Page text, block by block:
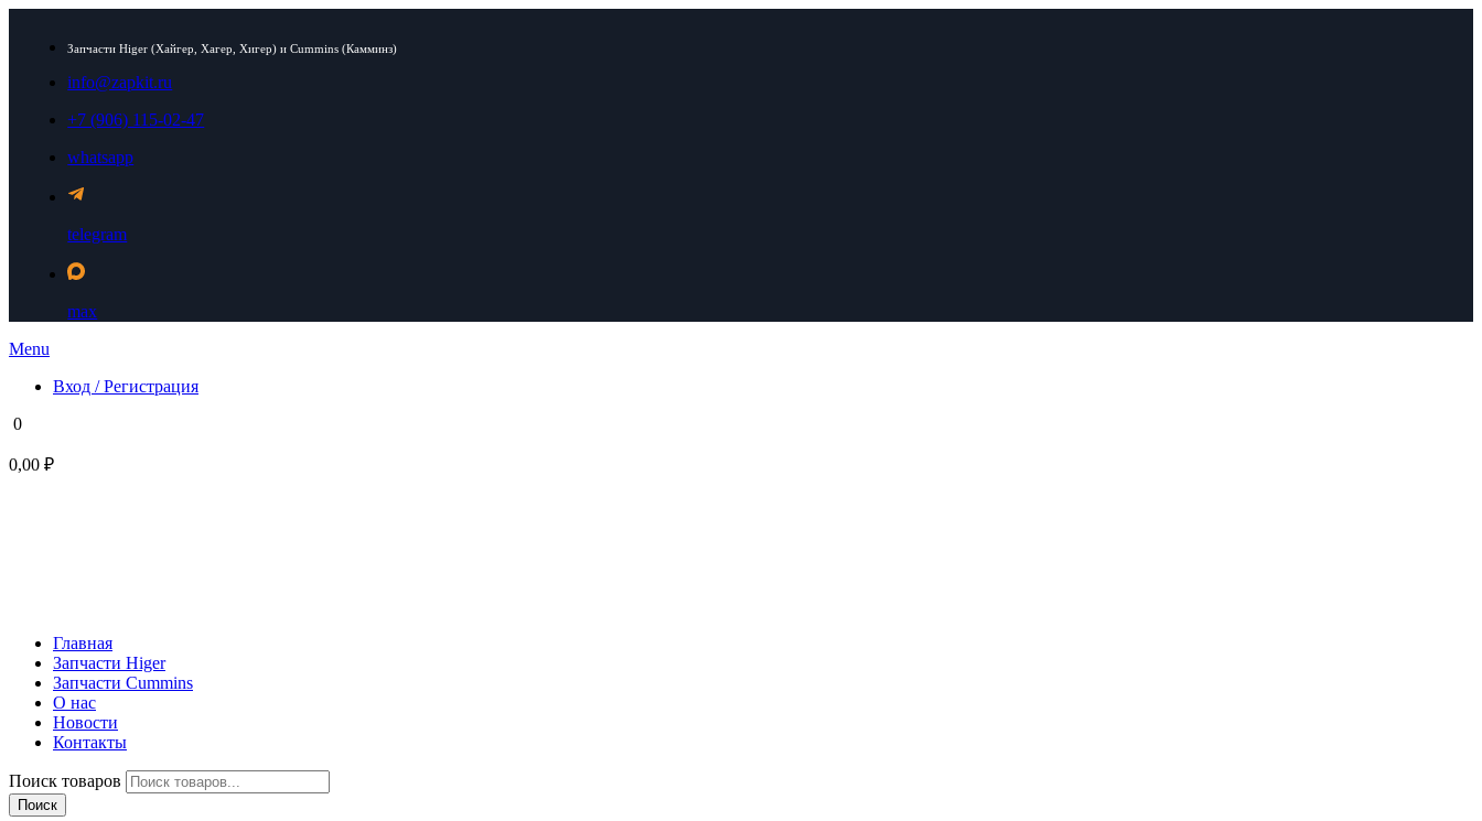
Запчасти Higer (Хайгер, Хагер, Хигер) и Cummins (Камминз)
info@zapkit.ru
+7 (906) 115-02-47
whatsapp
telegram
max
Menu
Вход / Регистрация
0
0,00 ₽
Главная
Запчасти Higer
Запчасти Cummins
О нас
Новости
Контакты
Поиск товаров
Поиск